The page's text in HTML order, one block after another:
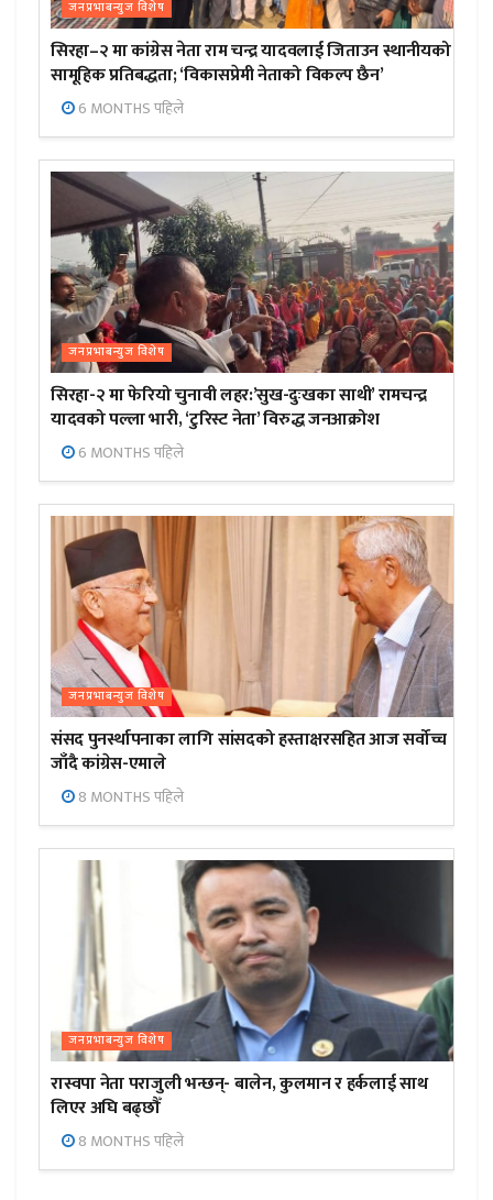
जनप्रभाबन्युज विशेष
सिरहा–२ मा कांग्रेस नेता राम चन्द्र यादवलाई जिताउन स्थानीयको
सामूहिक प्रतिबद्धता; ‘विकासप्रेमी नेताको विकल्प छैन’
6 MONTHS पहिले
जनप्रभाबन्युज विशेष
सिरहा-२ मा फेरियो चुनावी लहर:’सुख-दुःखका साथी’ रामचन्द्र
यादवको पल्ला भारी, ‘टुरिस्ट नेता’ विरुद्ध जनआक्रोश
6 MONTHS पहिले
जनप्रभाबन्युज विशेष
संसद पुनर्स्थापनाका लागि सांसदको हस्ताक्षरसहित आज सर्वोच्च
जाँदै कांग्रेस-एमाले
8 MONTHS पहिले
जनप्रभाबन्युज विशेष
रास्वपा नेता पराजुली भन्छन्- बालेन, कुलमान र हर्कलाई साथ
लिएर अघि बढ्छौँ
8 MONTHS पहिले